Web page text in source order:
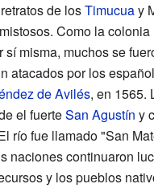
de losTimucuay
Como la
sí misma, muchos se
atacados por los
de Avilés, en 1565.
el fuerteSan Agustín y
río fue llamado "San
naciones continuaron
y los pueblos